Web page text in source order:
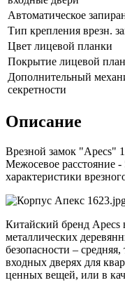
Автоматическое
Тип крепления врезн.
Цвет лицевой планки
Покрытие лицевой
Дополнительный
секретности
Описание
Врезной замок "Apecs"
Межосевое расстояние
характеристики
Китайский бренд Apecs
металлических
безопасности – средняя,
входных дверях для
ценных вещей, или в